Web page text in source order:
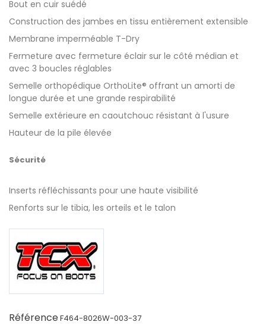
Bout en cuir suédé
Construction des jambes en tissu entièrement extensible
Membrane imperméable T-Dry
Fermeture avec fermeture éclair sur le côté médian et
avec 3 boucles réglables
Semelle orthopédique OrthoLite® offrant un amorti de
longue durée et une grande respirabilité
Semelle extérieure en caoutchouc résistant à l'usure
Hauteur de la pile élevée
Sécurité
Inserts réfléchissants pour une haute visibilité
Renforts sur le tibia, les orteils et le talon
RéférenceF464-8026W-003-37